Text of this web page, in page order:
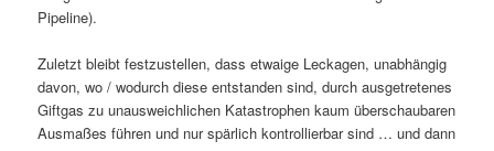
Pipeline).
Zuletzt bleibt festzustellen, dass etwaige Leckagen, unabhängig
davon, wo / wodurch diese entstanden sind, durch ausgetretenes
Giftgas zu unausweichlichen Katastro­phen kaum überschaubaren
Ausmaßes führen und nur spärlich kontrollierbar sind … und dann